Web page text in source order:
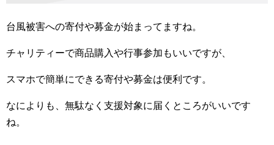
台風被害への寄付や募金が始まってますね。
チャリティーで商品購入や行事参加もいいですが、
スマホで簡単にできる寄付や募金は便利です。
なによりも、無駄なく支援対象に届くところがいいです
ね。